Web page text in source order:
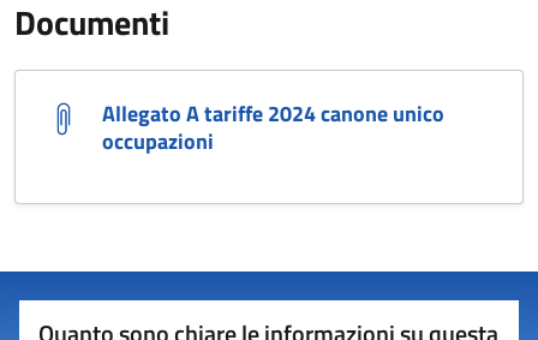
Documenti
Allegato A tariffe 2024 canone unico
occupazioni